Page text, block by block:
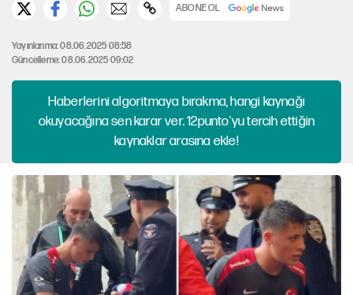
ABONE OL
Yayınlanma: 08.06.2025 08:58
Güncelleme: 08.06.2025 09:02
Haberlerini algoritmaya bırakma, hangi kaynağı
okuyacağına sen karar ver. 12punto'yu tercih ettiğin
kaynaklar arasına ekle!